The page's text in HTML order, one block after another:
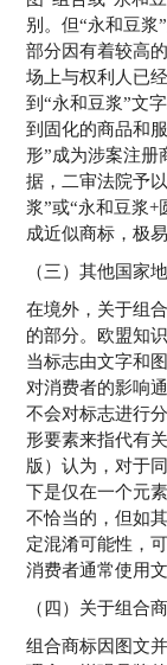
别。但“永和豆浆
部分因有着较高
场上与权利人已
到“永和豆浆”文
到固化的商品和
形”成为涉案注册
据，二审法院予
浆”或“永和豆浆
成近似商标，极
（三）其他国家
在境外，关于组
的部分。欧盟知
当标志由文字和
对消费者的影响
不会对标志进行
形要素来指代有
版）认为，对于
下是仅在一个元
不恰当的，但如
定混淆可能性，
消费者通常使用
（四）关于组合
组合商标因图文